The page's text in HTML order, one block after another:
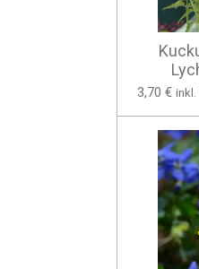
3,70 € inkl.